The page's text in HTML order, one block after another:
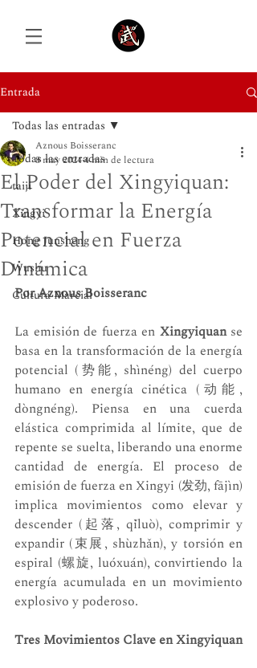
Entrada
Todas las entradas
taiji
Xingyi
Hong Junsheng
Wushu
Cultura Marcial
Todas las entradas
El Poder del Xingyiquan:
Transformar la Energía
Potencial en Fuerza
Dinámica
Aznous Boisseranc
8 may 20244 min de lectura
Por Aznous Boisseranc
La emisión de fuerza en Xingyiquan se
basa en la transformación de la energía
potencial (势能, shìnéng) del cuerpo
humano en energía cinética (动能,
dòngnéng). Piensa en una cuerda
elástica comprimida al límite, que de
repente se suelta, liberando una enorme
cantidad de energía. El proceso de
emisión de fuerza en Xingyi (发劲, fājìn)
implica movimientos como elevar y
descender (起落, qǐluò), comprimir y
expandir (束展, shùzhǎn), y torsión en
espiral (螺旋, luóxuán), convirtiendo la
energía acumulada en un movimiento
explosivo y poderoso.
Tres Movimientos Clave en Xingyiquan